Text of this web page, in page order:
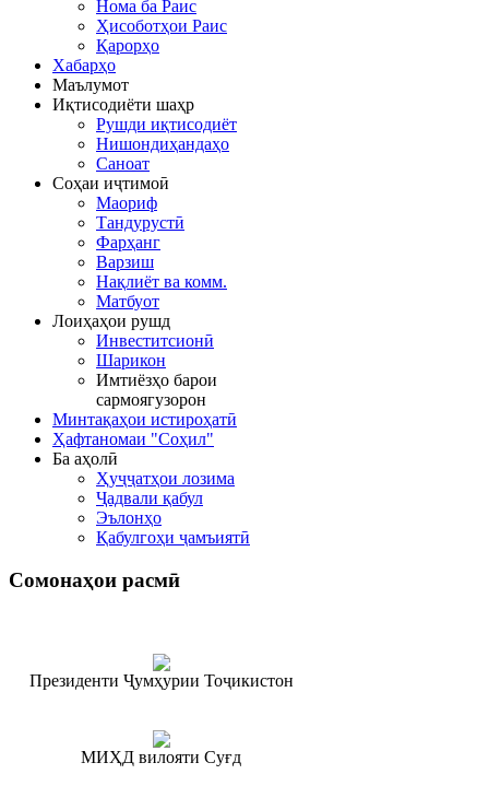
Нома ба Раис
Ҳисоботҳои Раис
Қарорҳо
Хабарҳо
Маълумот
Иқтисодиёти шаҳр
Рушди иқтисодиёт
Нишондиҳандаҳо
Саноат
Соҳаи иҷтимоӣ
Маориф
Тандурустӣ
Фарҳанг
Варзиш
Нақлиёт ва комм.
Матбуот
Лоиҳаҳои рушд
Инвеститсионӣ
Шарикон
Имтиёзҳо барои
сармоягузорон
Минтақаҳои истироҳатӣ
Ҳафтаномаи "Соҳил"
Ба аҳолӣ
Ҳуҷҷатҳои лозима
Ҷадвали қабул
Эълонҳо
Қабулгоҳи ҷамъиятӣ
Сомонаҳои расмӣ
Президенти Ҷумҳурии Тоҷикистон
МИҲД вилояти Суғд